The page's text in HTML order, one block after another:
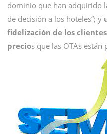
dominio que han adquirido
de decisión a los hoteles”; y
fidelización de los
precios que las OTAs están